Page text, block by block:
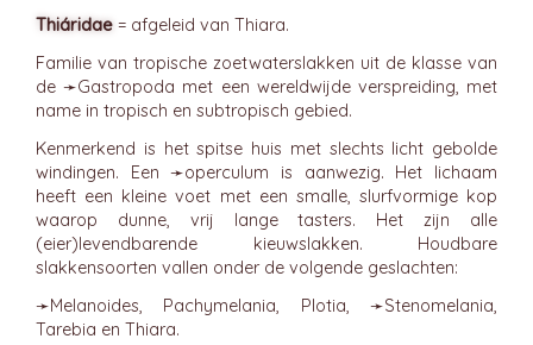
Thiáridae = afgeleid van Thiara.
Familie van tropische zoetwaterslakken uit de klasse van
de ➛Gastropoda met een wereldwijde verspreiding, met
name in tropisch en subtropisch gebied.
Kenmerkend is het spitse huis met slechts licht gebolde
windingen. Een ➛operculum is aanwezig. Het lichaam
heeft een kleine voet met een smalle, slurfvormige kop
waarop dunne, vrij lange tasters. Het zijn alle
(eier)levendbarende kieuwslakken. Houdbare
slakkensoorten vallen onder de volgende geslachten:
➛Melanoides, Pachymelania, Plotia, ➛Stenomelania,
Tarebia en Thiara.